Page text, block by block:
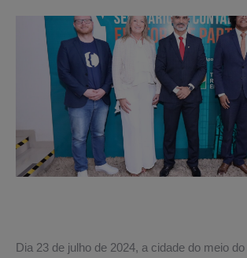
Dia 23 de julho de 2024, a cidade do meio